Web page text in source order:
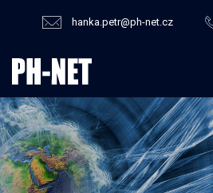
hanka.petr@ph-net.cz